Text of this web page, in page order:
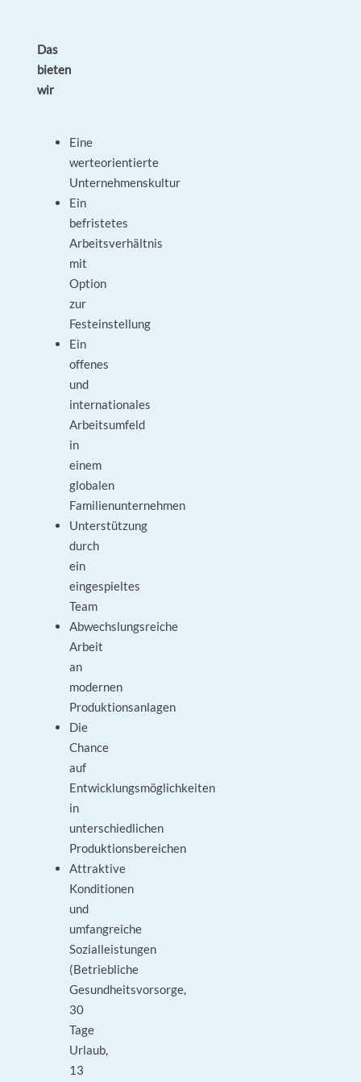
Das
bieten
wir
Eine
werteorientierte
Unternehmenskultur
Ein
befristetes
Arbeitsverhältnis
mit
Option
zur
Festeinstellung
Ein
offenes
und
internationales
Arbeitsumfeld
in
einem
globalen
Familienunternehmen
Unterstützung
durch
ein
eingespieltes
Team
Abwechslungsreiche
Arbeit
an
modernen
Produktionsanlagen
Die
Chance
auf
Entwicklungsmöglichkeiten
in
unterschiedlichen
Produktionsbereichen
Attraktive
Konditionen
und
umfangreiche
Sozialleistungen
(Betriebliche
Gesundheitsvorsorge,
30
Tage
Urlaub,
13